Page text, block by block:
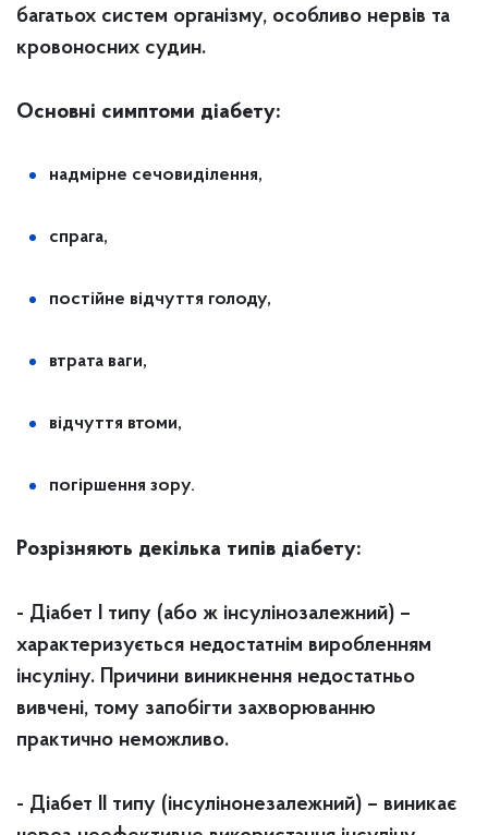
багатьох систем організму, особливо нервів та
кровоносних судин.
Основні симптоми діабету:
надмірне сечовиділення,
спрага,
постійне відчуття голоду,
втрата ваги,
відчуття втоми,
погіршення зору.
Розрізняють декілька типів діабету:
- Діабет І типу (або ж інсулінозалежний) –
характеризується недостатнім виробленням
інсуліну. Причини виникнення недостатньо
вивчені, тому запобігти захворюванню
практично неможливо.
- Діабет ІІ типу (інсулінонезалежний) – виникає